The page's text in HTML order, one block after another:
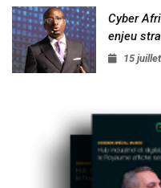
Cyber
enjeu
15